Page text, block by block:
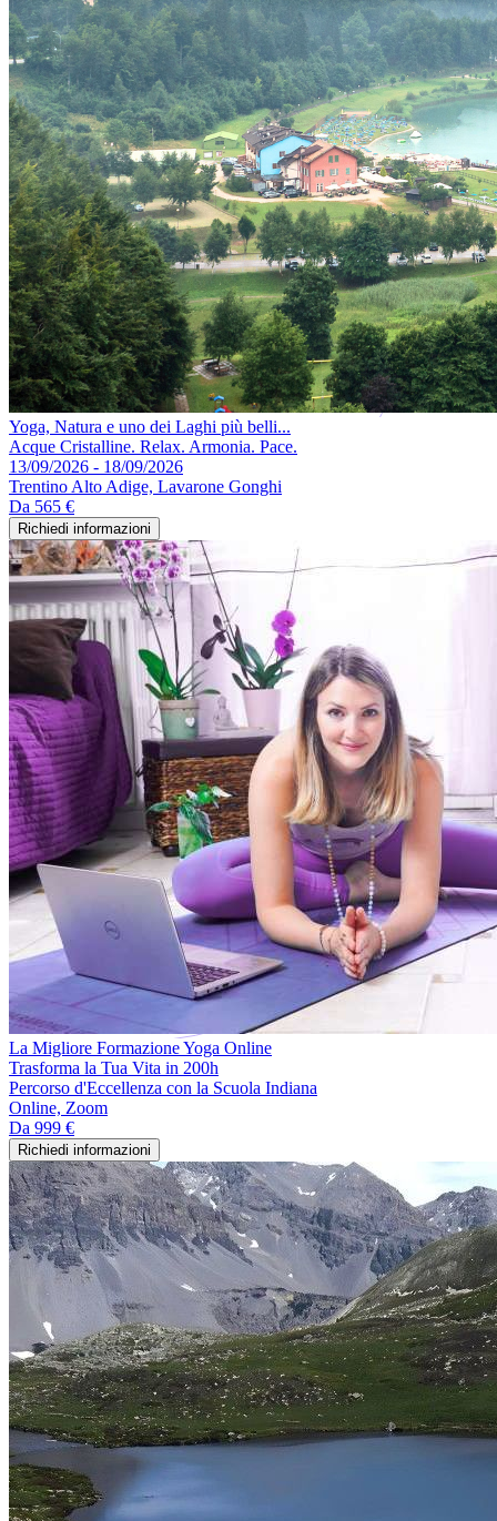
Yoga, Natura e uno dei Laghi più belli...
Acque Cristalline. Relax. Armonia. Pace.
13/09/2026 - 18/09/2026
Trentino Alto Adige, Lavarone Gonghi
Da 565 €
Richiedi informazioni
La Migliore Formazione Yoga Online
Trasforma la Tua Vita in 200h
Percorso d'Eccellenza con la Scuola Indiana
Online, Zoom
Da 999 €
Richiedi informazioni